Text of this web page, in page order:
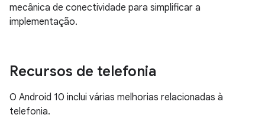
mecânica de conectividade para simplificar a
implementação.
Recursos de telefonia
O Android 10 inclui várias melhorias relacionadas à
telefonia.